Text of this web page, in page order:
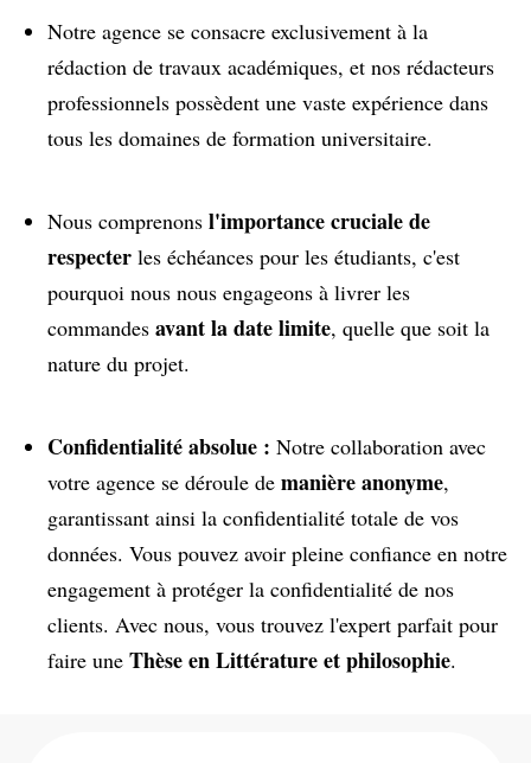
Notre agence se consacre exclusivement à la
rédaction de travaux académiques, et nos rédacteurs
professionnels possèdent une vaste expérience dans
tous les domaines de formation universitaire.
Nous comprenons l'importance cruciale de
respecter les échéances pour les étudiants, c'est
pourquoi nous nous engageons à livrer les
commandes avant la date limite, quelle que soit la
nature du projet.
Confidentialité absolue : Notre collaboration avec
votre agence se déroule de manière anonyme,
garantissant ainsi la confidentialité totale de vos
données. Vous pouvez avoir pleine confiance en notre
engagement à protéger la confidentialité de nos
clients. Avec nous, vous trouvez l'expert parfait pour
faire une Thèse en Littérature et philosophie.